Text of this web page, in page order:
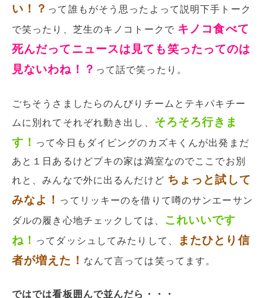
い！？ って誰もがそう思ったよって説明下手トーク
で笑ったり、芝生のキノコトークで キノコ食べて
死んだってニュースは見ても笑ったってのは
見ないわね！？ って話で笑ったり。
ごちそうさましたらのんびりチームとテキパキチー
ムに別れてそれぞれ動き出し、 そろそろ行きま
す！ って今日もダイビングのカズキくんが出発まだ
あと１日あるけどプキの家は満室なのでここでお別
れと、みんなで外に出るんだけど ちょっと試して
みなよ！ ってリッキーのを借りて噂のサンエーサン
ダルの履き心地チェックしては、
これいいです
ね！ ってダッシュしてみたりして、
またひとり信
者が増えた！ なんて言っては笑ってます。
ではでは看板囲んで並んだら・・・